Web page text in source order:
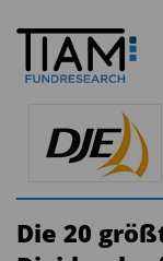
Die 20